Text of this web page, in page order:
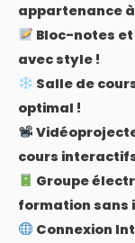
appartenance à
Bloc-notes
avec style !
Salle de
optimal !
cours
Groupe
formation sans
Connexion